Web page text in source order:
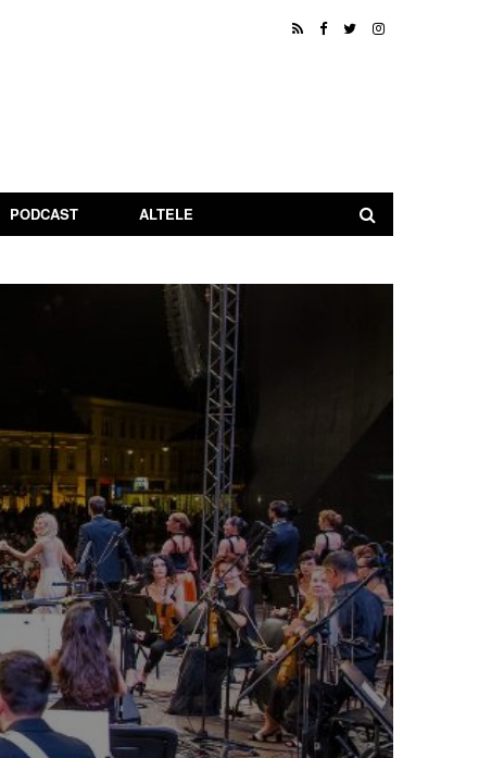
PODCAST ALTELE